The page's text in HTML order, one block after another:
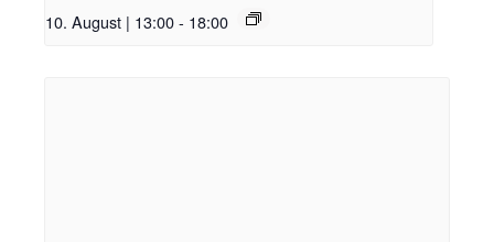
10. August | 13:00- 18:00